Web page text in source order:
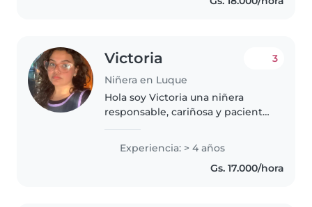
tengo muchas ganas de seguir
Victoria
Niñera en Luque
3
Hola soy Victoria una niñera
responsable, cariñosa y paciente,
cuidando bebés, niños pequeños
y preescolares. Actualmente
estoy en el tercer año de la
Experiencia: > 4 años
Gs. 17.000/hora